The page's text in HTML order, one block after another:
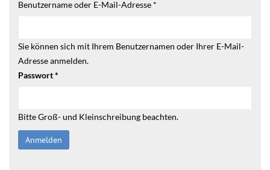
Benutzername oder E-Mail-Adresse *
Sie können sich mit Ihrem Benutzernamen oder Ihrer E-Mail-
Adresse anmelden.
Passwort*
Bitte Groß- und Kleinschreibung beachten.